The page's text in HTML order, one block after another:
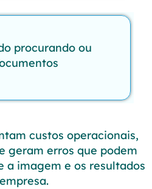
procurando ou
custos operacionais,
geram erros que podem
imagem e os resultados